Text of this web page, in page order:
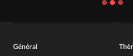
Général